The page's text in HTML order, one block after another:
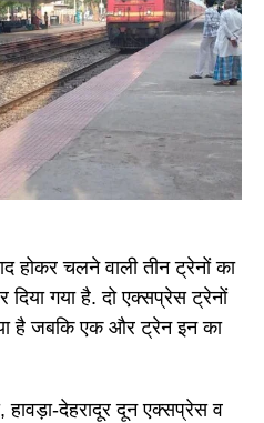
होकर चलने वाली तीन ट्रेनों का
दिया गया है. दो एक्सप्रेस ट्रेनों
है जबकि एक और ट्रेन इन का
हावड़ा-देहरादूर दून एक्सप्रेस व